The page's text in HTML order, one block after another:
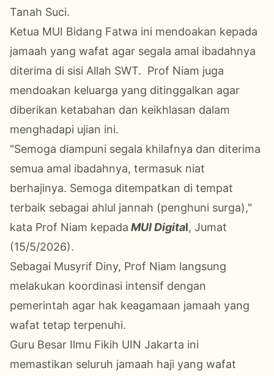
Tanah Suci.
Ketua MUI Bidang Fatwa ini mendoakan kepada
jamaah yang wafat agar segala amal ibadahnya
diterima di sisi Allah SWT. Prof Niam juga
mendoakan keluarga yang ditinggalkan agar
diberikan ketabahan dan keikhlasan dalam
menghadapi ujian ini.
"Semoga diampuni segala khilafnya dan diterima
semua amal ibadahnya, termasuk niat
berhajinya. Semoga ditempatkan di tempat
terbaik sebagai ahlul jannah (penghuni surga),"
kata Prof Niam kepada MUI Digital, Jumat
(15/5/2026).
Sebagai Musyrif Diny, Prof Niam langsung
melakukan koordinasi intensif dengan
pemerintah agar hak keagamaan jamaah yang
wafat tetap terpenuhi.
Guru Besar Ilmu Fikih UIN Jakarta ini
memastikan seluruh jamaah haji yang wafat